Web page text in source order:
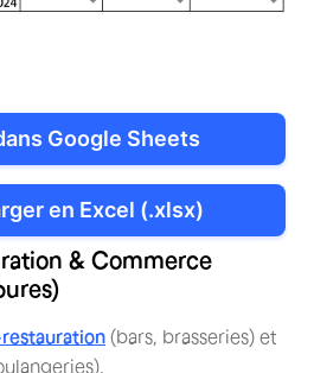
Google Sheets
en Excel (.xlsx)
& Commerce
(bars, brasseries) et